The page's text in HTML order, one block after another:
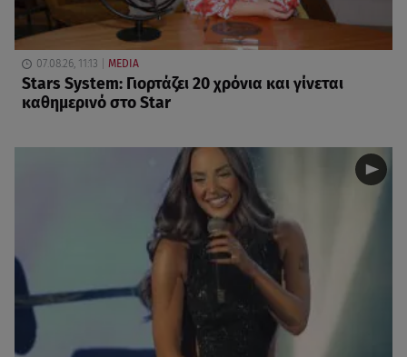
07.08.26, 11:13 MEDIA
Stars System: Γιορτάζει 20 χρόνια και γίνεται
καθημερινό στο Star